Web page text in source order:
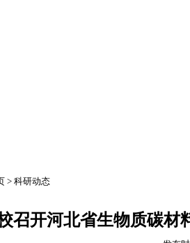
> 科研动态
召开河北省生物质碳材